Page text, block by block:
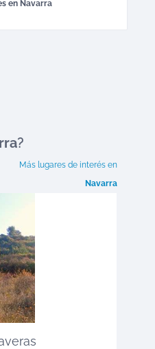
en Navarra
?
Más lugares de interés en
Navarra